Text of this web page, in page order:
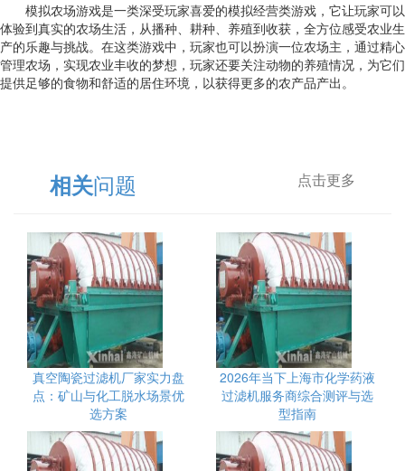
模拟农场游戏是一类深受玩家喜爱的模拟经营类游戏，它让玩家可以
体验到真实的农场生活，从播种、耕种、养殖到收获，全方位感受农业生
产的乐趣与挑战。在这类游戏中，玩家也可以扮演一位农场主，通过精心
管理农场，实现农业丰收的梦想，玩家还要关注动物的养殖情况，为它们
提供足够的食物和舒适的居住环境，以获得更多的农产品产出。
相关问题 点击更多
真空陶瓷过滤机厂家实力盘
点：矿山与化工脱水场景优
选方案
2026年当下上海市化学药液
过滤机服务商综合测评与选
型指南